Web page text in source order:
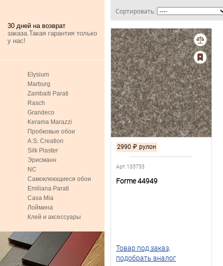
30 дней на возврат
заказа.Такая гарантия только
у нас!
Elysium
Marburg
Zambaiti Parati
Rasch
Grandeco
Kerama Marazzi
Пробковые обои
A.S. Creation
Silk Plaster
Эрисманн
NC
Самоклеющиеся обои
Emiliana Parati
Casa Mia
Лоймина
Клей и аксессуары
Сортировать:
2990 ₽ рулон
Арт.133733
Forme 44949
Товар под заказ,
подобрать аналог